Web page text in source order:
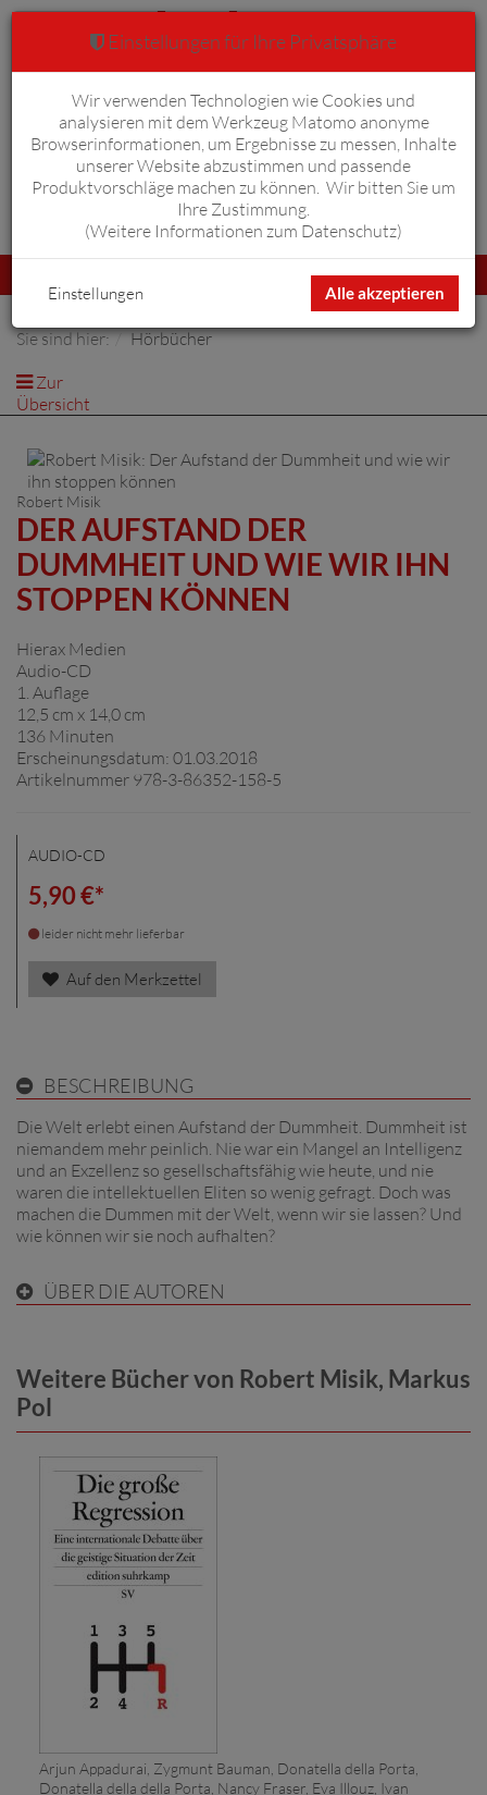
Anmelden Warenkorb 0
umschalten
Sie sind hier:
Hörbücher
Zur
Übersicht
Robert Misik
DER AUFSTAND DER
DUMMHEIT UND WIE WIR IHN
STOPPEN KÖNNEN
Hierax Medien
Audio-CD
1. Auflage
12,5 cm x 14,0 cm
136 Minuten
Erscheinungsdatum: 01.03.2018
Artikelnummer 978-3-86352-158-5
AUDIO-CD
5,90 €*
leider nicht mehr lieferbar
Auf den Merkzettel
BESCHREIBUNG
Die Welt erlebt einen Aufstand der Dummheit. Dummheit ist
niemandem mehr peinlich. Nie war ein Mangel an Intelligenz
und an Exzellenz so gesellschaftsfähig wie heute, und nie
waren die intellektuellen Eliten so wenig gefragt. Doch was
machen die Dummen mit der Welt, wenn wir sie lassen? Und
wie können wir sie noch aufhalten?
ÜBER DIE AUTOREN
Weitere Bücher von Robert Misik, Markus
Pol
Arjun Appadurai, Zygmunt Bauman, Donatella della Porta,
Donatella della della Porta, Nancy Fraser, Eva Illouz, Ivan
Einstellungen für Ihre Privatsphäre
Wir verwenden Technologien wie Cookies und
analysieren mit dem Werkzeug Matomo anonyme
Browserinformationen, um Ergebnisse zu messen, Inhalte
unserer Website abzustimmen und passende
Produktvorschläge machen zu können. Wir bitten Sie um
Ihre Zustimmung.
(Weitere Informationen zum Datenschutz)
Alle akzeptieren
Einstellungen